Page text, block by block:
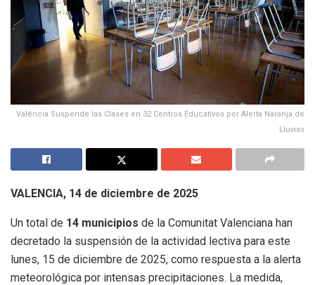
Valéncia Suspende las Clases en 32 Centros Educativos por Alerta Naranja de
Lluvias
VALENCIA, 14 de diciembre de 2025
Un total de 14 municipios de la Comunitat Valenciana han
decretado la suspensión de la actividad lectiva para este
lunes, 15 de diciembre de 2025, como respuesta a la alerta
meteorológica por intensas precipitaciones. La medida,